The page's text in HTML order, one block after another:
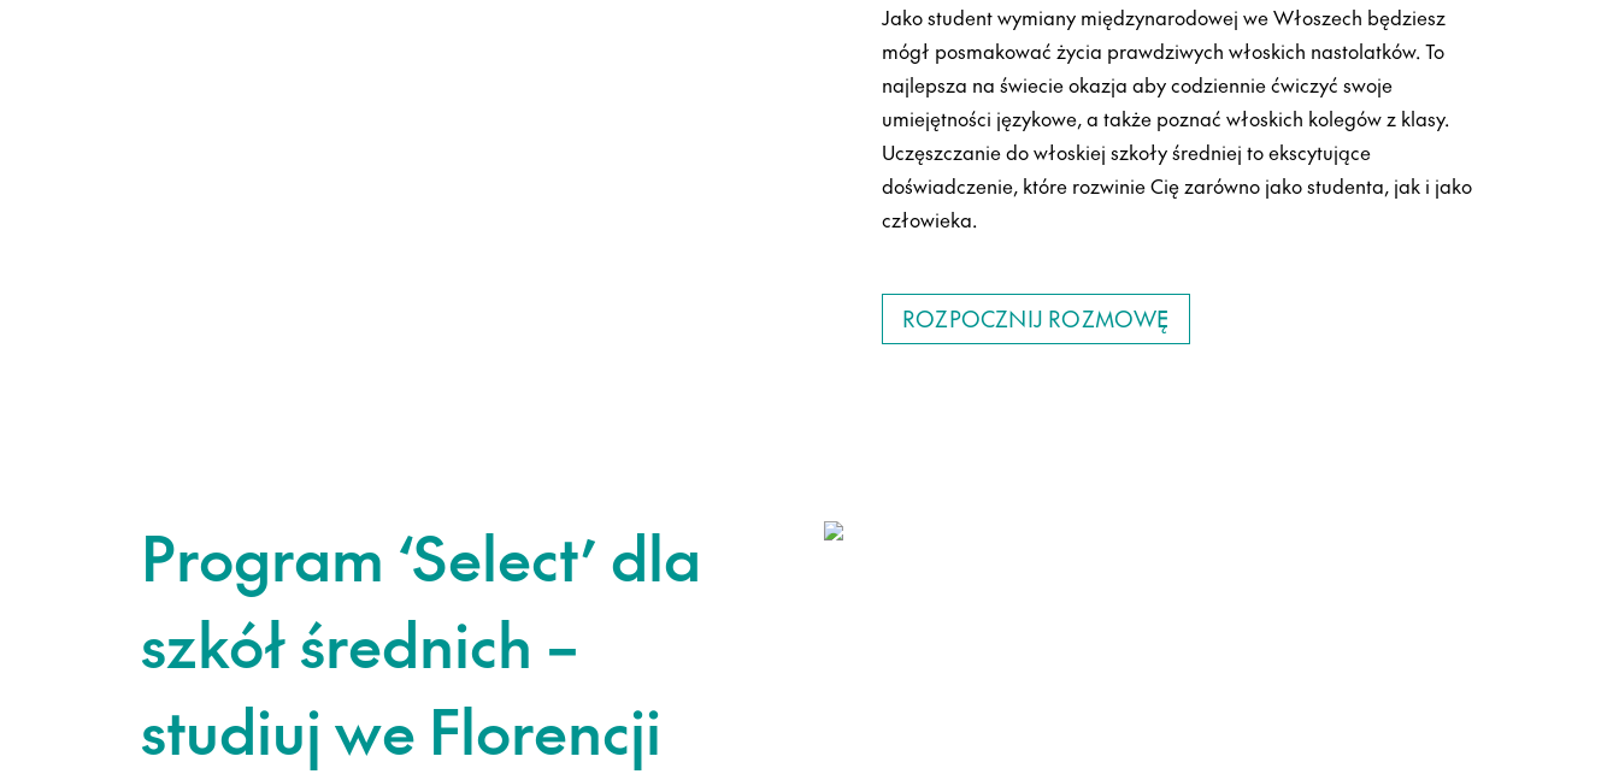
Jako student wymiany międzynarodowej we Włoszech będziesz
mógł posmakować życia prawdziwych włoskich nastolatków. To
najlepsza na świecie okazja aby codziennie ćwiczyć swoje
umiejętności językowe, a także poznać włoskich kolegów z klasy.
Uczęszczanie do włoskiej szkoły średniej to ekscytujące
doświadczenie, które rozwinie Cię zarówno jako studenta, jak i jako
człowieka.
ROZPOCZNIJ ROZMOWĘ
Program ‘Select’ dla
szkół średnich –
studiuj we Florencji